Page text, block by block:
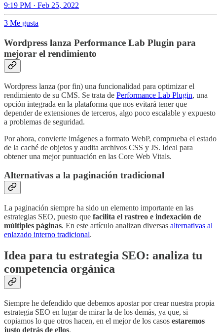
9:19 PM · Feb 25, 2022
3 Me gusta
Wordpress lanza Performance Lab Plugin para
mejorar el rendimiento
Wordpress lanza (por fin) una funcionalidad para optimizar el
rendimiento de su CMS. Se trata de Performance Lab Plugin, una
opción integrada en la plataforma que nos evitará tener que
depender de extensiones de terceros, algo poco escalable y expuesto
a problemas de seguridad.
Por ahora, convierte imágenes a formato WebP, comprueba el estado
de la caché de objetos y audita archivos CSS y JS. Ideal para
obtener una mejor puntuación en las Core Web Vitals.
Alternativas a la paginación tradicional
La paginación siempre ha sido un elemento importante en las
estrategias SEO, puesto que facilita el rastreo e indexación de
múltiples páginas. En este artículo analizan diversas alternativas al
enlazado interno tradicional.
Idea para tu estrategia SEO: analiza tu
competencia orgánica
Siempre he defendido que debemos apostar por crear nuestra propia
estrategia SEO en lugar de mirar la de los demás, ya que, si
copiamos lo que otros hacen, en el mejor de los casos estaremos
justo detrás de ellos.